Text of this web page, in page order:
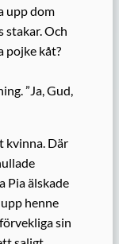
upp dom
stakar. Och
pojke kåt?
”Ja, Gud,
kvinna. Där
Pia älskade
henne
sin